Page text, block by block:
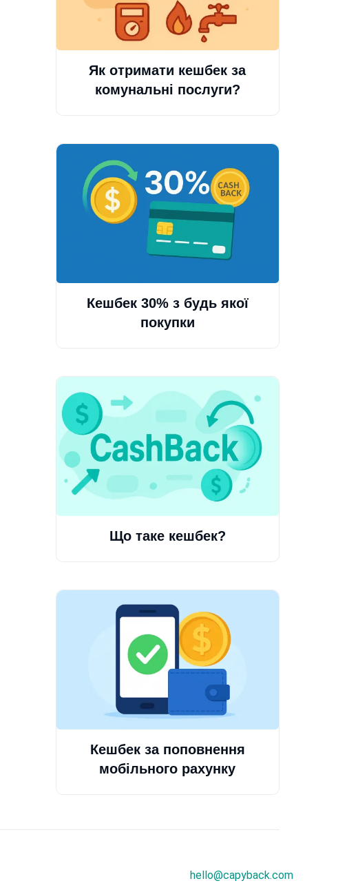
Як отримати кешбек за
комунальні послуги?
Кешбек 30% з будь якої
покупки
Що таке кешбек?
Кешбек за поповнення
мобільного рахунку
hello@capyback.com